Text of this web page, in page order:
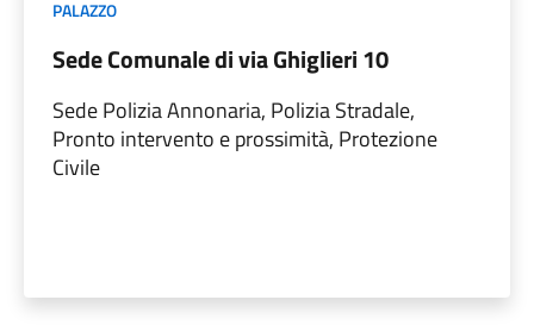
PALAZZO
Sede Comunale di via Ghiglieri 10
Sede Polizia Annonaria, Polizia Stradale,
Pronto intervento e prossimità, Protezione
Civile